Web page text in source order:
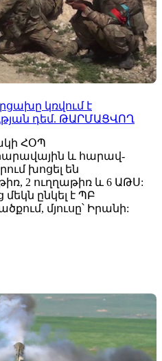
կռվում է
դեմ. ԹԱՐՄԱՑՎՈՂ
ՀՕՊ
և հարավ-
խոցել են
2 ուղղաթիռ և 6 ԱԹՍ:
ընկել է ՊԲ
մյուսը՝ Իրանի: